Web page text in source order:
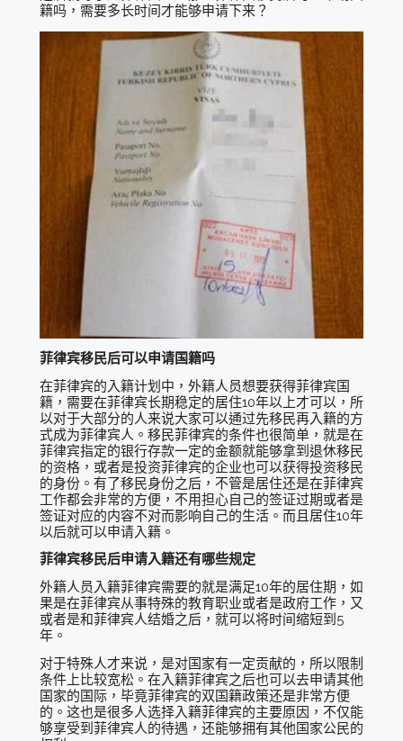
籍吗，需要多长时间才能够申请下来？
菲律宾移民后可以申请国籍吗
在菲律宾的入籍计划中，外籍人员想要获得菲律宾国
籍，需要在菲律宾长期稳定的居住10年以上才可以，所
以对于大部分的人来说大家可以通过先移民再入籍的方
式成为菲律宾人。移民菲律宾的条件也很简单，就是在
菲律宾指定的银行存款一定的金额就能够拿到退休移民
的资格，或者是投资菲律宾的企业也可以获得投资移民
的身份。有了移民身份之后，不管是居住还是在菲律宾
工作都会非常的方便，不用担心自己的签证过期或者是
签证对应的内容不对而影响自己的生活。而且居住10年
以后就可以申请入籍。
菲律宾移民后申请入籍还有哪些规定
外籍人员入籍菲律宾需要的就是满足10年的居住期，如
果是在菲律宾从事特殊的教育职业或者是政府工作，又
或者是和菲律宾人结婚之后，就可以将时间缩短到5
年。
对于特殊人才来说，是对国家有一定贡献的，所以限制
条件上比较宽松。在入籍菲律宾之后也可以去申请其他
国家的国际，毕竟菲律宾的双国籍政策还是非常方便
的。这也是很多人选择入籍菲律宾的主要原因，不仅能
够享受到菲律宾人的待遇，还能够拥有其他国家公民的